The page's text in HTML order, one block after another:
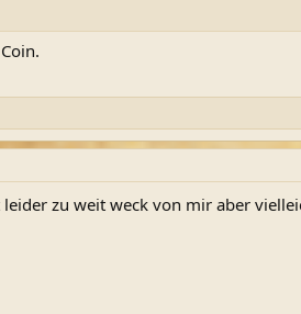
zu weit weck von mir aber